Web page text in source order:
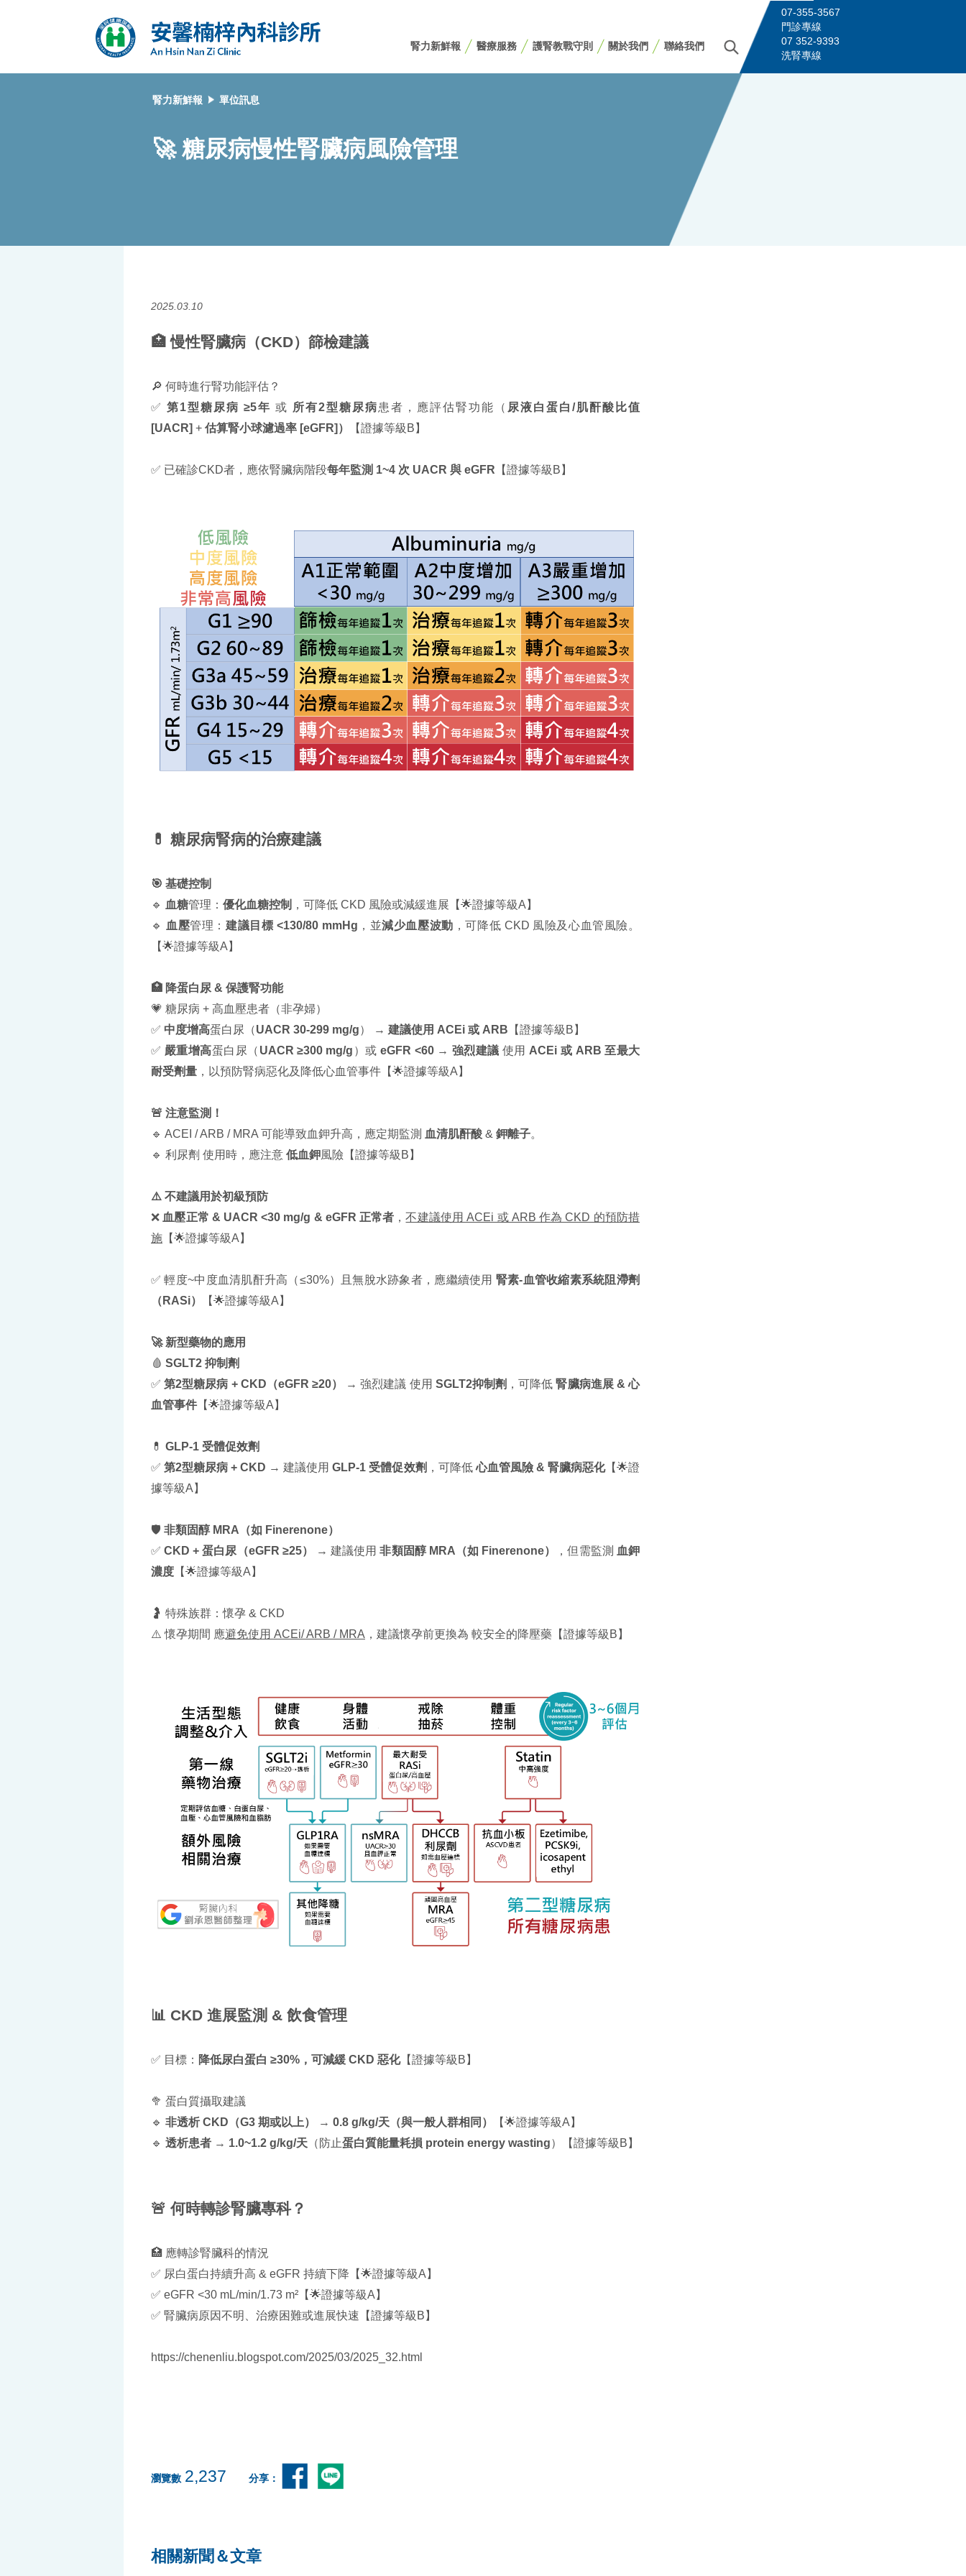
腎力新鮮報 醫療服務 護腎教戰守則 關於我們 聯絡我們
07-355-3567
門診專線
07 352-9393
洗腎專線
腎力新鮮報 單位訊息
🚀 糖尿病慢性腎臟病風險管理
2025.03.10
🏥 慢性腎臟病（CKD）篩檢建議
🔎 何時進行腎功能評估？
✅ 第1型糖尿病 ≥5年 或 所有2型糖尿病患者，應評估腎功能（ 尿液白蛋白/肌酐酸比值
[UACR]+ 估算腎小球濾過率 [eGFR]） 【證據等級B】
✅ 已確診CKD者，應依腎臟病階段每年監測 1~4 次 UACR 與 eGFR 【證據等級B】
💊 糖尿病腎病的治療建議
🎯 基礎控制
🔹 血糖管理： 優化血糖控制 ，可降低 CKD 風險或減緩進展【🌟證據等級A】
🔹
血壓管理：建議目標 <130/80 mmHg ，並減少血壓波動 ，可降低 CKD 風險及心血管風險。
【🌟證據等級A】
🏥 降蛋白尿 & 保護腎功能
💗 糖尿病 + 高血壓患者（非孕婦）
✅ 中度增高蛋白尿（UACR 30-299 mg/g） → 建議使用 ACEi 或 ARB 【證據等級B】
✅ 嚴重增高蛋白尿（ UACR ≥300 mg/g ）或eGFR <60→ 強烈建議 使用 ACEi 或 ARB 至最大
耐受劑量，以預防腎病惡化及降低心血管事件【🌟證據等級A】
🚨 注意監測！
🔹 ACEI / ARB / MRA 可能導致血鉀升高，應定期監測 血清肌酐酸& 鉀離子。
🔹 利尿劑 使用時，應注意 低血鉀風險【證據等級B】
⚠️ 不建議用於初級預防
❌ 血壓正常 & UACR <30 mg/g & eGFR 正常者 ，不建議使用 ACEi 或 ARB 作為 CKD 的預防措
施【🌟證據等級A】
✅ 輕度~中度血清肌酐升高（≤30%）且無脫水跡象者，應繼續使用 腎素-血管收縮素系統阻滯劑
（RASi）
【🌟證據等級A】
🚀 新型藥物的應用
🩸 SGLT2 抑制劑
✅第2型糖尿病 + CKD（eGFR ≥20） → 強烈建議 使用 SGLT2抑制劑 ，可降低腎臟病進展 & 心
血管事件【🌟證據等級A】
💊 GLP-1 受體促效劑
✅第2型糖尿病 + CKD → 建議使用GLP-1 受體促效劑 ，可降低心血管風險 & 腎臟病惡化【🌟證
據等級A】
🛡️ 非類固醇 MRA（如 Finerenone）
✅CKD + 蛋白尿（eGFR ≥25） → 建議使用非類固醇 MRA（如 Finerenone） ，但需監測 血鉀
濃度【🌟證據等級A】
🤰 特殊族群：懷孕 & CKD
⚠️ 懷孕期間 應避免使用 ACEi/ ARB / MRA ，建議懷孕前更換為 較安全的降壓藥【證據等級B】
📊 CKD 進展監測 & 飲食管理
✅ 目標： 降低尿白蛋白 ≥30%，可減緩 CKD 惡化【證據等級B】
🥦 蛋白質攝取建議
🔹 非透析 CKD（G3 期或以上） → 0.8 g/kg/天（與一般人群相同）
【🌟證據等級A】
🔹 透析患者→ 1.0~1.2 g/kg/天（防止蛋白質能量耗損 protein energy wasting）【證據等級B】
🚨 何時轉診腎臟專科？
🏥 應轉診腎臟科的情況
✅ 尿白蛋白持續升高 & eGFR 持續下降【🌟證據等級A】
✅ eGFR <30 mL/min/1.73 m²【🌟證據等級A】
✅ 腎臟病原因不明、治療困難或進展快速【證據等級B】
https://chenenliu.blogspot.com/2025/03/2025_32.html
瀏覽數 2,237 分享：
相關新聞＆文章